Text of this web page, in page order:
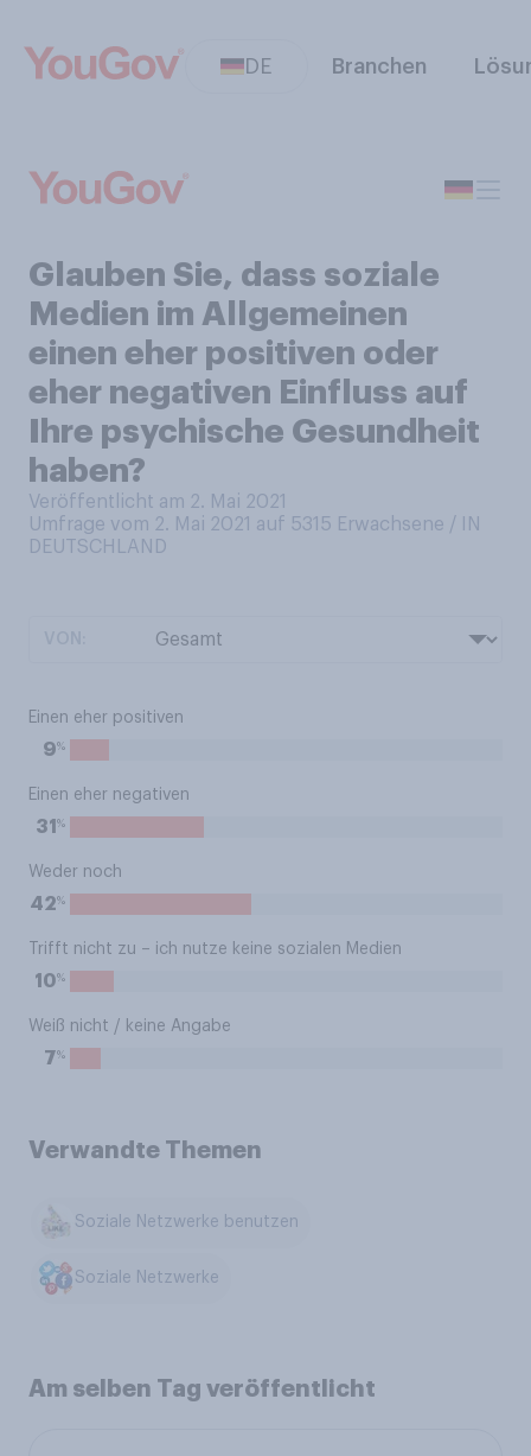
DE Branchen
Glauben Sie, dass soziale
Medien im Allgemeinen
einen eher positiven oder
eher negativen Einfluss auf
Ihre psychische Gesundheit
haben?
Veröffentlicht am 2. Mai 2021
Umfrage vom 2. Mai 2021 auf 5315 Erwachsene / IN
DEUTSCHLAND
Einen eher positiven
9%
Einen eher negativen
31 %
Weder noch
42%
Trifft nicht zu – ich nutze keine sozialen Medien
10%
Weiß nicht / keine Angabe
7%
Verwandte Themen
Soziale Netzwerke benutzen
Soziale Netzwerke
Am selben Tag veröffentlicht